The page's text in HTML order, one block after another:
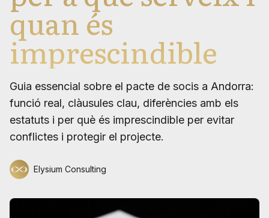
quan és
imprescindible
Guia essencial sobre el pacte de socis a Andorra:
funció real, clàusules clau, diferències amb els
estatuts i per què és imprescindible per evitar
conflictes i protegir el projecte.
Elysium Consulting